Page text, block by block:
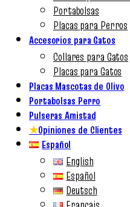
Portabolsas
Placas para Perros
Accesorios para Gatos
Collares para Gatos
Placas para Gatos
Placas Mascotas de Olivo
Portabolsas Perro
Pulseras Amistad
★Opiniones de Clientes
Español
English
Español
Deutsch